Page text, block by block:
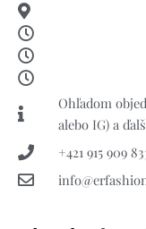
Ohľadom
alebo IG) a
+421 915 909